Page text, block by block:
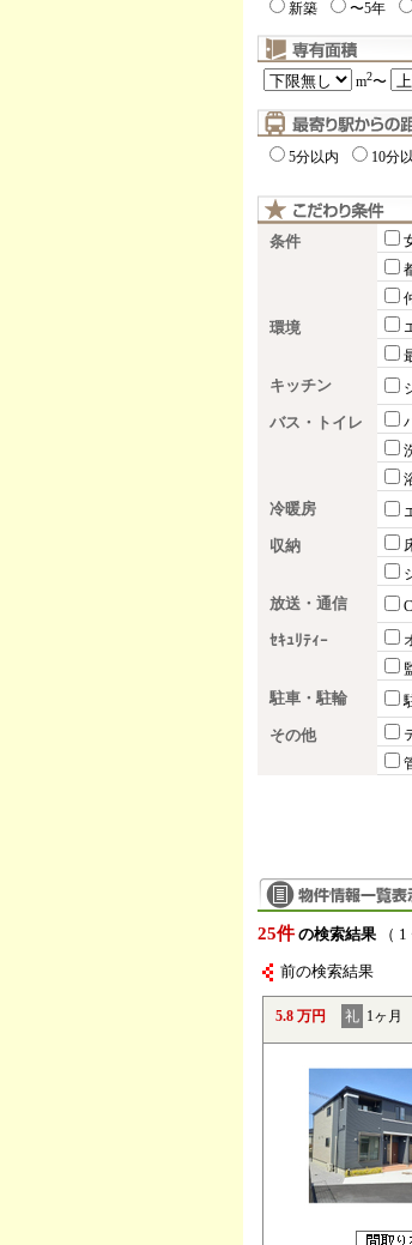
新築 〜5年
m2〜
5分以内 10分
条件
環境
キッチン
バス・トイレ
冷暖房
収納
放送・通信
ｾｷｭﾘﾃｨｰ
駐車・駐輪
その他
25件 の検索結果（ 1
前の検索結果
5.8 万円 礼 1ヶ月